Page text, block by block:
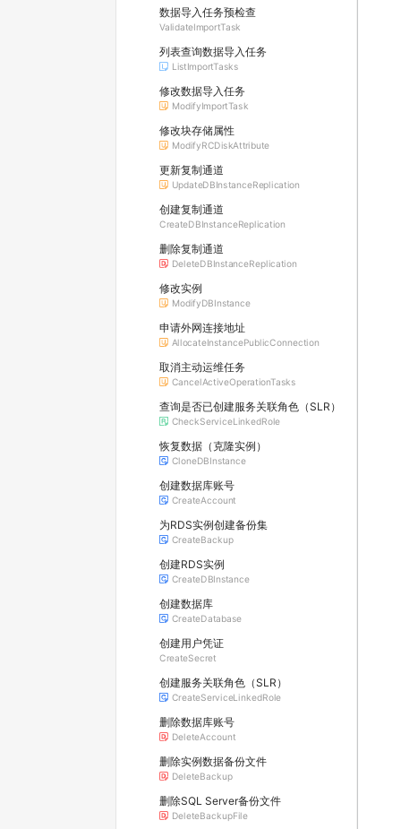
数据导入任务预检查
ValidateImportTask
列表查询数据导入任务
ListImportTasks
修改数据导入任务
ModifyImportTask
修改块存储属性
ModifyRCDiskAttribute
更新复制通道
UpdateDBInstanceReplication
创建复制通道
CreateDBInstanceReplication
删除复制通道
DeleteDBInstanceReplication
修改实例
ModifyDBInstance
申请外网连接地址
AllocateInstancePublicConnection
取消主动运维任务
CancelActiveOperationTasks
查询是否已创建服务关联角色（SLR）
CheckServiceLinkedRole
恢复数据（克隆实例）
CloneDBInstance
创建数据库账号
CreateAccount
为RDS实例创建备份集
CreateBackup
创建RDS实例
CreateDBInstance
创建数据库
CreateDatabase
创建用户凭证
CreateSecret
创建服务关联角色（SLR）
CreateServiceLinkedRole
删除数据库账号
DeleteAccount
删除实例数据备份文件
DeleteBackup
删除SQL Server备份文件
DeleteBackupFile